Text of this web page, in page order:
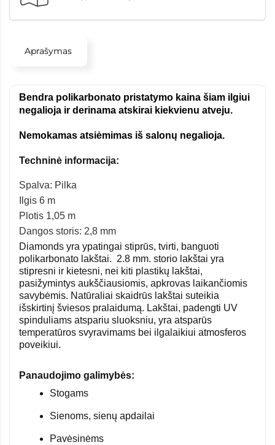
Aprašymas
Bendra polikarbonato pristatymo kaina šiam ilgiui
negalioja ir derinama atskirai kiekvienu atveju.
Nemokamas atsiėmimas iš salonų negalioja.
Techninė informacija:
Spalva: Pilka
Ilgis 6 m
Plotis 1,05 m
Dangos storis: 2,8 mm
Diamonds yra ypatingai stiprūs, tvirti, banguoti
polikarbonato lakštai. 2.8 mm. storio lakštai yra
stipresni ir kietesni, nei kiti plastikų lakštai,
pasižymintys aukščiausiomis, apkrovas laikančiomis
savybėmis. Natūraliai skaidrūs lakštai suteikia
išskirtinį šviesos pralaidumą. Lakštai, padengti UV
spinduliams atspariu sluoksniu, yra atsparūs
temperatūros svyravimams bei ilgalaikiui atmosferos
poveikiui.
Panaudojimo galimybės:
Stogams
Sienoms, sienų apdailai
Pavėsinėms